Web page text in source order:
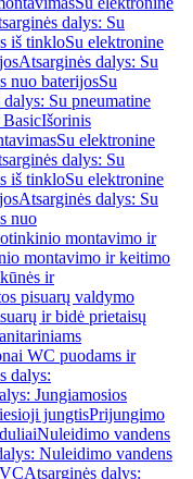
dalys: Su
iš tinkloSu elektronine
Atsarginės dalys: Su
nuo baterijosSu
Su pneumatine
BasicIšorinis
Su elektronine
dalys: Su
iš tinkloSu elektronine
Atsarginės dalys: Su
nuo
montavimo ir
montavimo ir keitimo
ir
pisuarų valdymo
ir bidė prietaisų
WC puodams ir
dalys:
Jungiamosios
jungtisPrijungimo
Nuleidimo vandens
Nuleidimo vandens
Atsarginės dalys: